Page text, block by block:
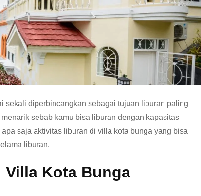
sekali diperbincangkan sebagai tujuan liburan paling
sebab kamu bisa liburan dengan kapasitas
saja aktivitas liburan di villa kota bunga yang bisa
liburan.
Villa Kota Bunga